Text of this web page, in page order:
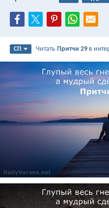
СП ЧитатьПритчи 29 в